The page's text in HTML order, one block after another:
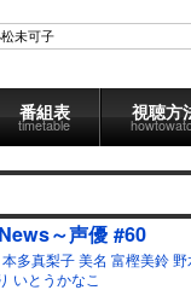
番組表
timetable
視聴方
～声優 #60
本多真梨子美名 富樫美鈴野
いとうかなこ